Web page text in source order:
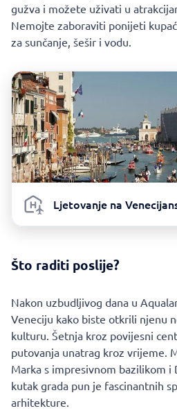
gužva i možete uživati u
Nemojte zaboraviti ponijeti
za sunčanje, šešir i vodu.
Ljetovanje na
Što raditi poslije?
Nakon uzbudljivog dana u
Veneciju kako biste otkrili njenu
kulturu. Šetnja kroz povijesni
putovanja unatrag kroz vrijeme.
Marka s impresivnom bazilikom i
kutak grada pun je fascinantnih
arhitekture.